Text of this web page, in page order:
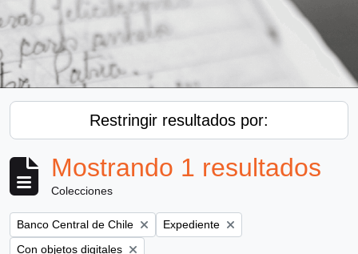
Restringir resultados por:
Mostrando 1 resultados
Colecciones
Remove filter:
Banco Central de Chile Remove filter:
Expediente
Remove filter:
Con objetos digitales